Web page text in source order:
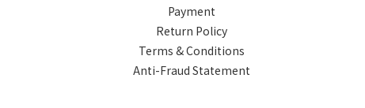
Payment
Return Policy
Terms & Conditions
Anti-Fraud Statement